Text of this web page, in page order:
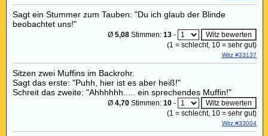
Sagt ein Stummer zum Tauben: "Du ich glaub der Blinde
beobachtet uns!"
Ø 5,08 Stimmen: 13 -
(1 = schlecht, 10 = sehr gut)
Witz #33137
Sitzen zwei Muffins im Backrohr.
Sagt das erste: "Puhh, hier ist es aber heiß!"
Schreit das zweite: "Ahhhhhh..... ein sprechendes Muffin!"
Ø 4,70 Stimmen: 10 -
(1 = schlecht, 10 = sehr gut)
Witz #33004